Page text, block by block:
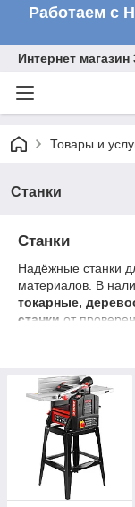
Работаем с
Интернет
Товары и
Станки
Станки
Надёжные станки
материалов. В
токарные,
станки от
:
Выбирайте станки
домашней работы!